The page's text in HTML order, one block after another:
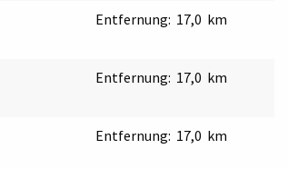
Entfernung: 17,0 km
Entfernung: 17,0 km
Entfernung: 17,0 km